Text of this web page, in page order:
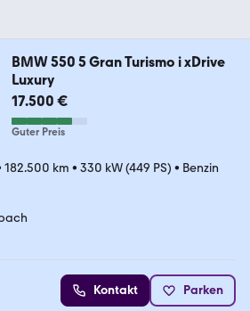
BMW 550 5 Gran Turismo i xDrive
Luxury
17.500 €
Guter Preis
182.500 km • 330 kW (449 PS) • Benzin
Kontakt Parken